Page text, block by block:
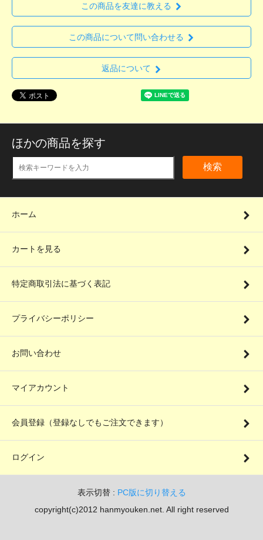
この商品を友達に教える
この商品について問い合わせる
返品について
ほかの商品を探す
検索
ホーム
カートを見る
特定商取引法に基づく表記
プライバシーポリシー
お問い合わせ
マイアカウント
会員登録（登録なしでもご注文できます）
ログイン
表示切替 : PC版に切り替える
copyright(c)2012 hanmyouken.net. All right reserved